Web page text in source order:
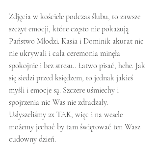
Zdjęcia w kościele podczas ślubu, to zawsze
szczyt emocji, które często nie pokazują
Państwo Młodzi. Kasia i Dominik akurat nic
nie ukrywali i cała ceremonia minęła
spokojnie i bez stresu.. Łatwo pisać, hehe. Jak
się siedzi przed księdzem, to jednak jakieś
myśli i emocje są. Szczere uśmiechy i
spojrzenia nic Was nie zdradzały.
Usłyszeliśmy 2x TAK, więc i na wesele
możemy jechać by tam świętować ten Wasz
cudowny dzień.